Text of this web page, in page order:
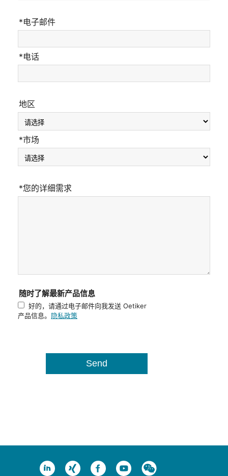
*电子邮件
*电话
地区
*市场
*您的详细需求
随时了解最新产品信息
好的，请通过电子邮件向我发送 Oetiker
产品信息。 隐私政策